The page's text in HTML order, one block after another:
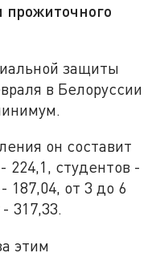
прожиточного
защиты
в Белоруссии
он составит
224,1, студентов -
187,04, от 3 до 6
317,33.
этим